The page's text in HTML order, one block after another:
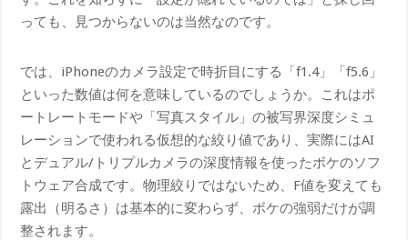
っても、見つからないのは当然なのです。
では、iPhoneのカメラ設定で時折目にする「f1.4」「f5.6」
といった数値は何を意味しているのでしょうか。これはポ
ートレートモードや「写真スタイル」の被写界深度シミュ
レーションで使われる仮想的な絞り値であり、実際にはAI
とデュアル/トリプルカメラの深度情報を使ったボケのソフ
トウェア合成です。物理絞りではないため、F値を変えても
露出（明るさ）は基本的に変わらず、ボケの強弱だけが調
整されます。